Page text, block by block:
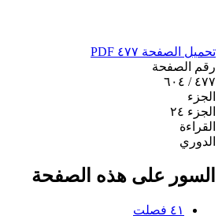
تحميل الصفحة ٤٧٧ PDF
رقم الصفحة
٤٧٧ / ٦٠٤
الجزء
الجزء ٢٤
القراءة
الدوري
السور على هذه الصفحة
٤١ فصلت